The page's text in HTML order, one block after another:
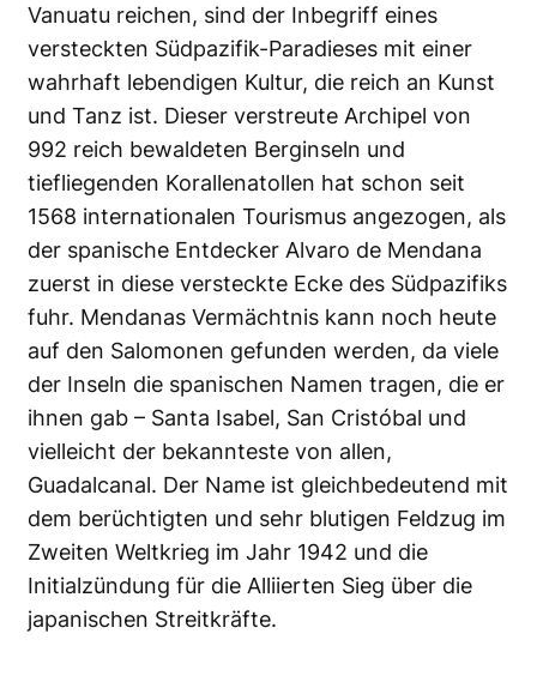
Vanuatu reichen, sind der Inbegriff eines
versteckten Südpazifik-Paradieses mit einer
wahrhaft lebendigen Kultur, die reich an Kunst
und Tanz ist. Dieser verstreute Archipel von
992 reich bewaldeten Berginseln und
tiefliegenden Korallenatollen hat schon seit
1568 internationalen Tourismus angezogen, als
der spanische Entdecker Alvaro de Mendana
zuerst in diese versteckte Ecke des Südpazifiks
fuhr. Mendanas Vermächtnis kann noch heute
auf den Salomonen gefunden werden, da viele
der Inseln die spanischen Namen tragen, die er
ihnen gab – Santa Isabel, San Cristóbal und
vielleicht der bekannteste von allen,
Guadalcanal. Der Name ist gleichbedeutend mit
dem berüchtigten und sehr blutigen Feldzug im
Zweiten Weltkrieg im Jahr 1942 und die
Initialzündung für die Alliierten Sieg über die
japanischen Streitkräfte.